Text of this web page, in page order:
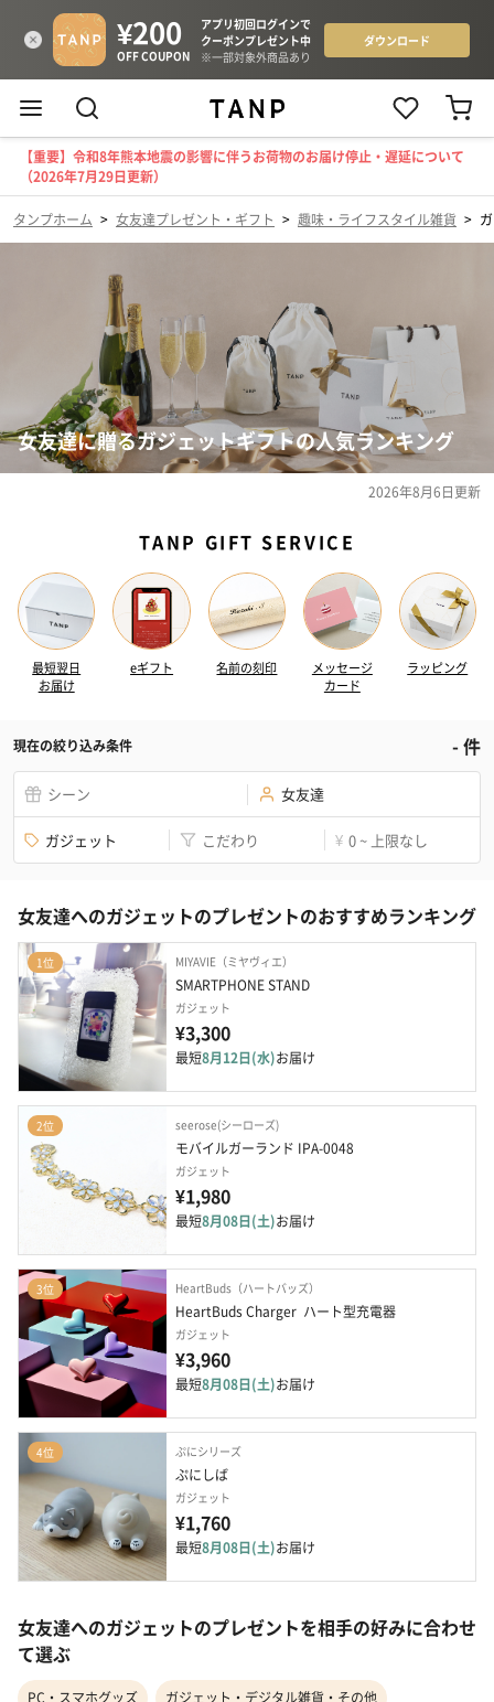
【重要】令和8年熊本地震の影響に伴うお荷物のお届け停止・遅延について
（2026年7月29日更新）
タンプホーム > 女友達プレゼント・ギフト > 趣味・ライフスタイル雑貨 >
女友達に贈るガジェットギフトの人気ランキング
2026年8月6日更新
TANP GIFT SERVICE
最短翌日
お届け
eギフト 名前の刻印
メッセージ
カード
ラッピング
現在の絞り込み条件 -件
シーン 女友達
ガジェット こだわり ¥ 0 ~ 上限なし
女友達へのガジェットのプレゼントのおすすめランキング
1位 MIYAVIE（ミヤヴィエ）
SMARTPHONE STAND
ガジェット
¥3,300
最短8月12日(水)お届け
2位 seerose(シーローズ)
モバイルガーランド IPA-0048
ガジェット
¥1,980
最短8月08日(土)お届け
3位 HeartBuds（ハートバッズ）
HeartBuds Charger  ハート型充電器
ガジェット
¥3,960
最短8月08日(土)お届け
4位 ぷにシリーズ
ぷにしば
ガジェット
¥1,760
最短8月08日(土)お届け
女友達へのガジェットのプレゼントを相手の好みに合わせ
て選ぶ
PC・スマホグッズ ガジェット・デジタル雑貨・その他